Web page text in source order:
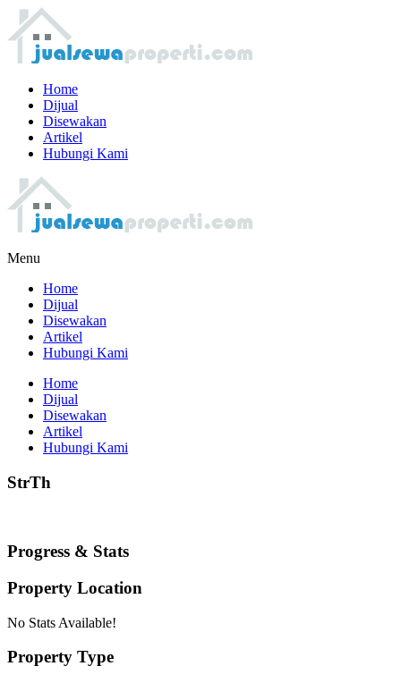
Home
Dijual
Disewakan
Artikel
Hubungi Kami
Menu
Home
Dijual
Disewakan
Artikel
Hubungi Kami
Home
Dijual
Disewakan
Artikel
Hubungi Kami
StrTh
Progress & Stats
Property Location
No Stats Available!
Property Type